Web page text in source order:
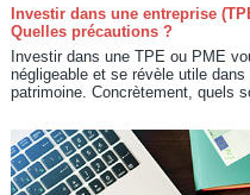
Investir dans une entreprise
Quelles précautions ?
Investir dans une TPE ou PME
négligeable et se révèle utile
patrimoine. Concrètement, quels